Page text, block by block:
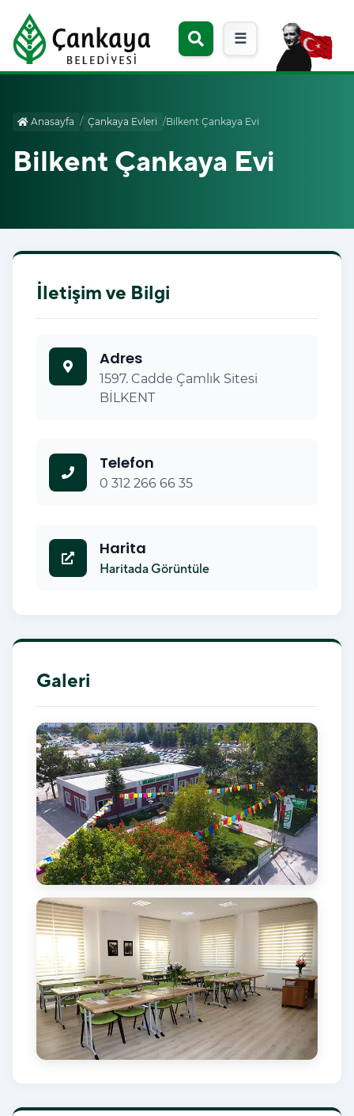
☰
Anasayfa / Çankaya Evleri /Bilkent Çankaya Evi
Bilkent Çankaya Evi
İletişim ve Bilgi
Adres
1597. Cadde Çamlık Sitesi
BİLKENT
Telefon
0 312 266 66 35
Harita
Haritada Görüntüle
Galeri